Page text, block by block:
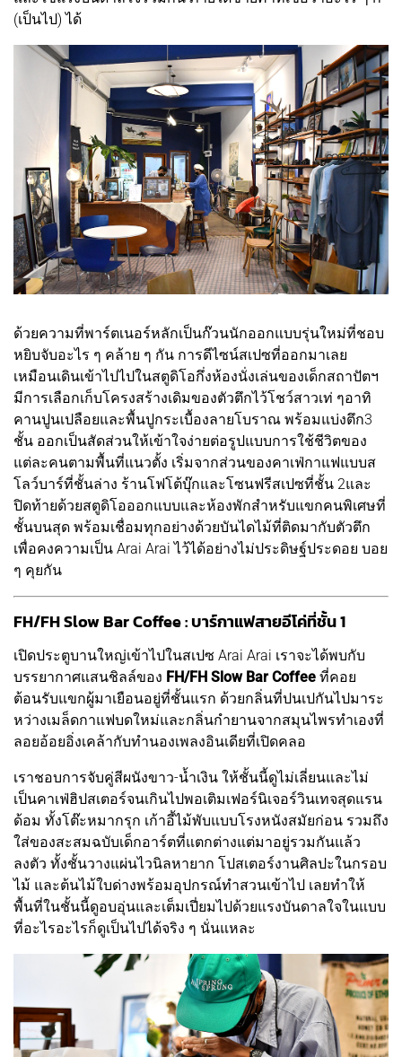
(เป็นไป) ได้
ด้วยความที่พาร์ตเนอร์หลักเป็นก๊วนนักออกแบบรุ่นใหม่ที่ชอบ
หยิบจับอะไร ๆ คล้าย ๆ กัน การดีไซน์สเปซที่ออกมาเลย
เหมือนเดินเข้าไปไปในสตูดิโอกึ่งห้องนั่งเล่นของเด็กสถาปัตฯ
มีการเลือกเก็บโครงสร้างเดิมของตัวตึกไว้โชว์สาวเท่ ๆอาทิ
คานปูนเปลือยและพื้นปูกระเบื้องลายโบราณ พร้อมแบ่งตึก3
ชั้น ออกเป็นสัดส่วนให้เข้าใจง่ายต่อรูปแบบการใช้ชีวิตของ
แต่ละคนตามพื้นที่แนวตั้ง เริ่มจากส่วนของคาเฟ่กาแฟแบบส
โลว์บาร์ที่ชั้นล่าง ร้านโฟโต้บุ๊กและโซนฟรีสเปซที่ชั้น 2และ
ปิดท้ายด้วยสตูดิโอออกแบบและห้องพักสำหรับแขกคนพิเศษที่
ชั้นบนสุด พร้อมเชื่อมทุกอย่างด้วยบันไดไม้ที่ติดมากับตัวตึก
เพื่อคงความเป็น Arai Arai ไว้ได้อย่างไม่ประดิษฐ์ประดอย บอย
ๆ คุยกัน
FH/FH Slow Bar Coffee : บาร์กาแฟสายอีโค่ที่ชั้น 1
เปิดประตูบานใหญ่เข้าไปในสเปซ Arai Arai เราจะได้พบกับ
บรรยากาศแสนชิลล์ของ FH/FH Slow Bar Coffee ที่คอย
ต้อนรับแขกผู้มาเยือนอยู่ที่ชั้นแรก ด้วยกลิ่นที่ปนเปกันไปมาระ
หว่างเมล็ดกาแฟบดใหม่และกลิ่นกำยานจากสมุนไพรทำเองที่
ลอยอ้อยอิ่งเคล้ากับทำนองเพลงอินเดียที่เปิดคลอ
เราชอบการจับคู่สีผนังขาว-น้ำเงิน ให้ชั้นนี้ดูไม่เลี่ยนและไม่
เป็นคาเฟ่ฮิปสเตอร์จนเกินไปพอเติมเฟอร์นิเจอร์วินเทจสุดแรน
ด้อม ทั้งโต๊ะหมากรุก เก้าอี้ไม้พับแบบโรงหนังสมัยก่อน รวมถึง
ใส่ของสะสมฉบับเด็กอาร์ตที่แตกต่างแต่มาอยู่รวมกันแล้ว
ลงตัว ทั้งชั้นวางแผ่นไวนิลหายาก โปสเตอร์งานศิลปะในกรอบ
ไม้ และต้นไม้ใบด่างพร้อมอุปกรณ์ทำสวนเข้าไป เลยทำให้
พื้นที่ในชั้นนี้ดูอบอุ่นและเต็มเปี่ยมไปด้วยแรงบันดาลใจในแบบ
ที่อะไรอะไรก็ดูเป็นไปได้จริง ๆ นั่นแหละ